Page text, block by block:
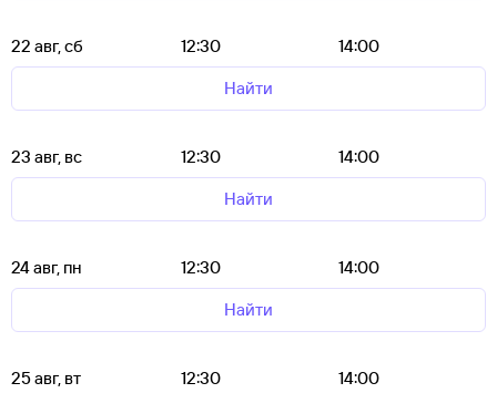
22 авг, сб 12:30
14:00
Найти
23 авг, вс 12:30
14:00
Найти
24 авг, пн 12:30
14:00
Найти
25 авг, вт 12:30
14:00